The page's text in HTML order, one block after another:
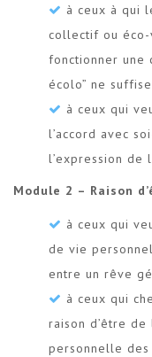
à ceux à qui
collectif ou
fonctionner une
écolo” ne
à ceux qui
l’accord avec
l’expression de
Module 2 – Raison
à ceux qui
de vie
entre un rêve
à ceux qui
raison d’être de
personnelle